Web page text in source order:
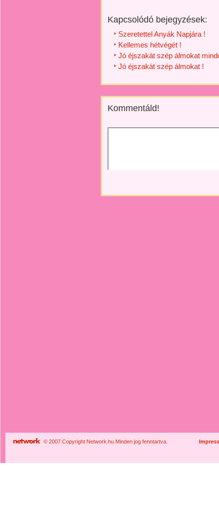
Kapcsolódó bejegyzések:
Szeretettel Anyák Napjára !
Kellemes hétvégét !
Jó éjszakát szép álmokat
Jó éjszakát szép álmokat !
Kommentáld!
© 2007 Copyright Network.hu Minden jog fenntartva.